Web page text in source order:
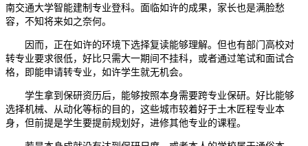
南交通大学智能建制专业登科。面临如许的成果，家长也是满脸愁
容，不知将来如之奈何。
因而，正在如许的环境下选择复读能够理解。但也有部门高校对
转专业要求很低，好比只需大一期间不挂科，或者通过笔试和面试合
格，即能申请转专业，如许学生就无机会。
学生拿到保研资历后，能够按照本身需要跨专业保研。好比能够
选择机械、从动化等标的目的，这些城市较着好于土木匠程专业本
身，但前提是学生要提前规划好，进修其他专业的课程。